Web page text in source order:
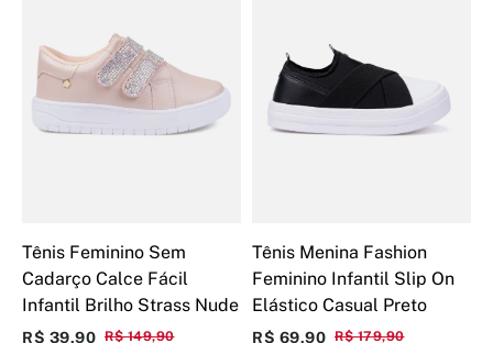
Tênis Feminino Sem
Cadarço Calce Fácil
Infantil Brilho Strass Nude
R$ 149,90
R$ 39,90
Tênis Menina Fashion
Feminino Infantil Slip On
Elástico Casual Preto
R$ 179,90
R$ 69,90